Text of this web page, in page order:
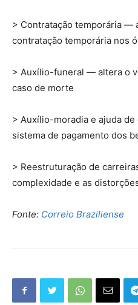
> Contratação temporária —
contratação temporária nos
> Auxílio-funeral — altera o
caso de morte
> Auxílio-moradia e ajuda
sistema de pagamento dos
> Reestruturação de
complexidade e as
Fonte: Correio Braziliense